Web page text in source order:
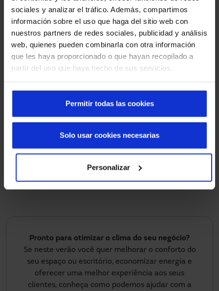
sociales y analizar el tráfico. Además, compartimos
información sobre el uso que haga del sitio web con
nuestros partners de redes sociales, publicidad y análisis
web, quienes pueden combinarla con otra información
que les haya proporcionado o que hayan recopilado a
partir del uso que haya hecho de sus servicios.
Permitir todas las cookies
Personalizar
Solo usar cookies necesarias
A classificação EI ( integridade e isolamento) é aquela que
define a resistência que têm os materiais durante um
determinado período de tempo até queapareçam chamas
ou gases, ou não ocorra uma transferência significativa de
calor na superfície da porta não exposta ao fogo. No caso
dasportas da Manusaesta classificação corresponde a
portas que isolam durante 60 minutos (EI60), 90 minutos
(EI90) e 120 minutos (EI120).
portas corta-fogosão compostas por painéis
integrados e perimetrados com U ondulada de 3
de 0,7 milímetros de espessura com núcleo de lã de
rocha de 150 kg/m3, formando um conjunto autoportante.
Pronto para otimizar o clima do seu negócio?
Se neste verão você quer melhorar o conforto do
seu espaço ou escritório, economizar energia e
oferecer uma melhor experiência aos seus
clientes, conheça como podemos ajudar com a